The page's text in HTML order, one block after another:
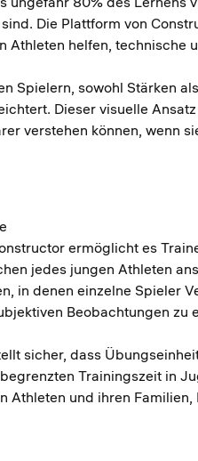
Die Plattform von
Athleten helfen, technische
Spielern, sowohl Stärken
Dieser visuelle
verstehen können, wenn
ermöglicht es
jedes jungen Athleten
in denen einzelne Spieler
Beobachtungen zu
sicher, dass
Trainingszeit in
Athleten und ihren